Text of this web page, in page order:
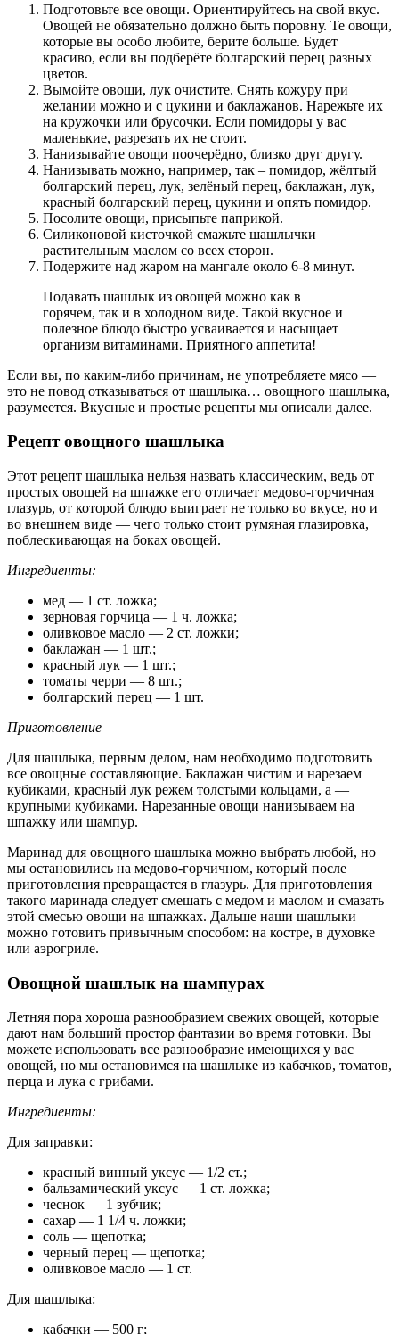
Подготовьте все овощи. Ориентируйтесь на свой вкус.
Овощей не обязательно должно быть поровну. Те овощи,
которые вы особо любите, берите больше. Будет
красиво, если вы подберёте болгарский перец разных
цветов.
Вымойте овощи, лук очистите. Снять кожуру при
желании можно и с цукини и баклажанов. Нарежьте их
на кружочки или брусочки. Если помидоры у вас
маленькие, разрезать их не стоит.
Нанизывайте овощи поочерёдно, близко друг другу.
Нанизывать можно, например, так – помидор, жёлтый
болгарский перец, лук, зелёный перец, баклажан, лук,
красный болгарский перец, цукини и опять помидор.
Посолите овощи, присыпьте паприкой.
Силиконовой кисточкой смажьте шашлычки
растительным маслом со всех сторон.
Подержите над жаром на мангале около 6-8 минут.
Подавать шашлык из овощей можно как в
горячем, так и в холодном виде. Такой вкусное и
полезное блюдо быстро усваивается и насыщает
организм витаминами. Приятного аппетита!
Если вы, по каким-либо причинам, не употребляете мясо —
это не повод отказываться от шашлыка… овощного шашлыка,
разумеется. Вкусные и простые рецепты мы описали далее.
Рецепт овощного шашлыка
Этот рецепт шашлыка нельзя назвать классическим, ведь от
простых овощей на шпажке его отличает медово-горчичная
глазурь, от которой блюдо выиграет не только во вкусе, но и
во внешнем виде — чего только стоит румяная глазировка,
поблескивающая на боках овощей.
Ингредиенты:
мед — 1 ст. ложка;
зерновая горчица — 1 ч. ложка;
оливковое масло — 2 ст. ложки;
баклажан — 1 шт.;
красный лук — 1 шт.;
томаты черри — 8 шт.;
болгарский перец — 1 шт.
Приготовление
Для шашлыка, первым делом, нам необходимо подготовить
все овощные составляющие. Баклажан чистим и нарезаем
кубиками, красный лук режем толстыми кольцами, а —
крупными кубиками. Нарезанные овощи нанизываем на
шпажку или шампур.
Маринад для овощного шашлыка можно выбрать любой, но
мы остановились на медово-горчичном, который после
приготовления превращается в глазурь. Для приготовления
такого маринада следует смешать с медом и маслом и смазать
этой смесью овощи на шпажках. Дальше наши шашлыки
можно готовить привычным способом: на костре, в духовке
или аэрогриле.
Овощной шашлык на шампурах
Летняя пора хороша разнообразием свежих овощей, которые
дают нам больший простор фантазии во время готовки. Вы
можете использовать все разнообразие имеющихся у вас
овощей, но мы остановимся на шашлыке из кабачков, томатов,
перца и лука с грибами.
Ингредиенты:
Для заправки:
красный винный уксус — 1/2 ст.;
бальзамический уксус — 1 ст. ложка;
чеснок — 1 зубчик;
сахар — 1 1/4 ч. ложки;
соль — щепотка;
черный перец — щепотка;
оливковое масло — 1 ст.
Для шашлыка:
кабачки — 500 г;